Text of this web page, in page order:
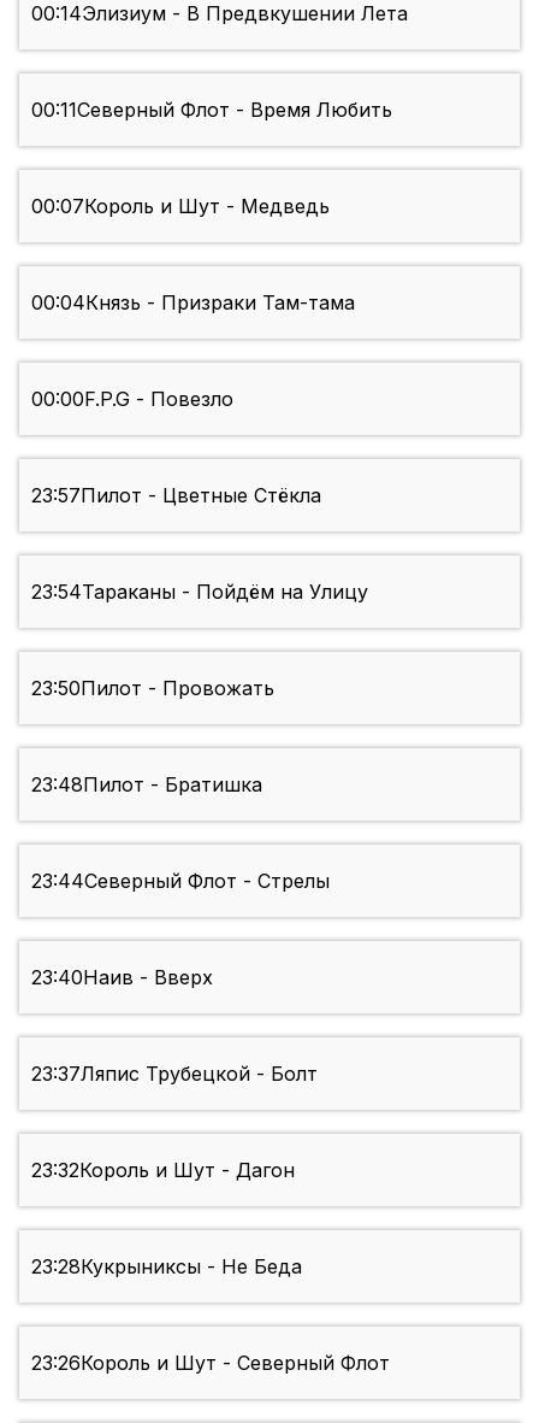
00:14Элизиум - В Предвкушении Лета
00:11Северный Флот - Время Любить
00:07Король и Шут - Медведь
00:04Князь - Призраки Там-тама
00:00F.P.G - Повезло
23:57Пилот - Цветные Стёкла
23:54Тараканы - Пойдём на Улицу
23:50Пилот - Провожать
23:48Пилот - Братишка
23:44Северный Флот - Стрелы
23:40Наив - Вверх
23:37Ляпис Трубецкой - Болт
23:32Король и Шут - Дагон
23:28Кукрыниксы - Не Беда
23:26Король и Шут - Северный Флот